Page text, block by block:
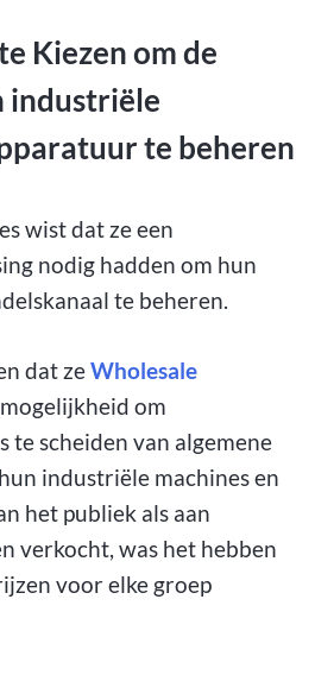
Kiezen om de
industriële
te beheren
wist dat ze een
nodig hadden om hun
te beheren.
dat zeWholesale
om
te scheiden van algemene
industriële machines en
het publiek als aan
verkocht, was het hebben
voor elke groep